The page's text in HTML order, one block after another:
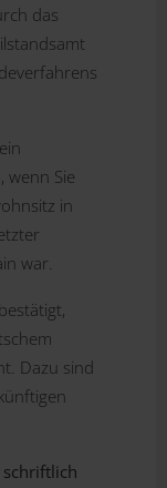
das
wenn Sie
in
war.
Dazu sind
schriftlich